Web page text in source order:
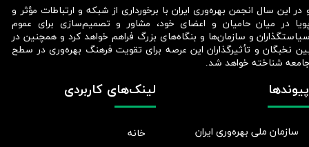
لینک‌های کاربردی
خانه
پیوندها
سازمان ملی بهره‌وری ایران
در این سال انجمن بهره‌وری ایران با برخورداری از شبکه و ارتباطات مؤثر و
در میان حامیان و اعضای خود، مشاور و تصمیم‌سازی برای عموم
و سازمان‌ها و بنگاه‌های بزرگ فراهم خواهد کرد و همچنین در
نخبگان و تأثیرگذاران این عرصه برای تقویت فرهنگ بهره‌وری در سطح
شناخته خواهد شد.​​​​​​​